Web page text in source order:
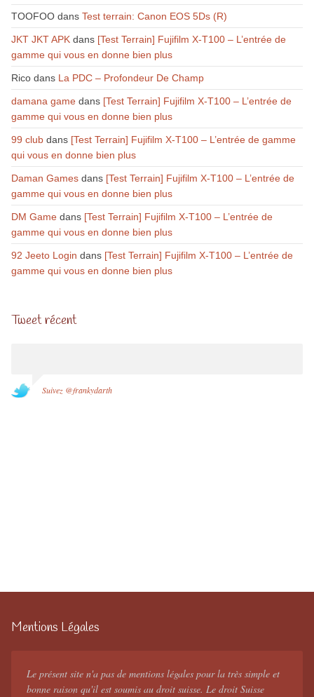
TOOFOOdans Test terrain: Canon EOS 5Ds (R)
JKT JKT APKdans [Test Terrain] Fujifilm X-T100 – L’entrée de
gamme qui vous en donne bien plus
Ricodans La PDC – Profondeur De Champ
damana gamedans [Test Terrain] Fujifilm X-T100 – L’entrée de
gamme qui vous en donne bien plus
99 clubdans [Test Terrain] Fujifilm X-T100 – L’entrée de gamme
qui vous en donne bien plus
Daman Gamesdans [Test Terrain] Fujifilm X-T100 – L’entrée de
gamme qui vous en donne bien plus
DM Gamedans [Test Terrain] Fujifilm X-T100 – L’entrée de
gamme qui vous en donne bien plus
92 Jeeto Login dans [Test Terrain] Fujifilm X-T100 – L’entrée de
gamme qui vous en donne bien plus
Tweet récent
Suivez @frankydarth
Mentions Légales
Le présent site n'a pas de mentions légales pour la très simple et
bonne raison qu'il est soumis au droit suisse. Le droit Suisse